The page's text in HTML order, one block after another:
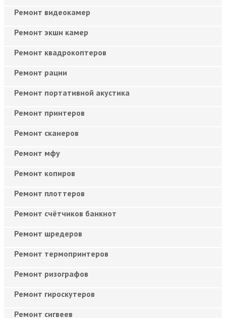
Ремонт видеокамер
Ремонт экшн камер
Ремонт квадрокоптеров
Ремонт рации
Ремонт портативной акустика
Ремонт принтеров
Ремонт сканеров
Ремонт мфу
Ремонт копиров
Ремонт плоттеров
Ремонт счётчиков банкнот
Ремонт шредеров
Ремонт термопринтеров
Ремонт ризографов
Ремонт гироскутеров
Ремонт сигвеев